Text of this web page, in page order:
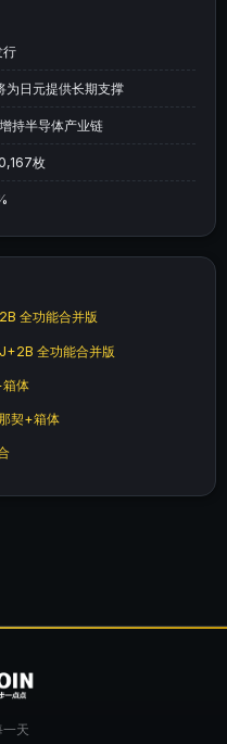
行
为日元提供长期支撑
持半导体产业链
枚
全功能合并版
全功能合并版
体
契+箱体
天